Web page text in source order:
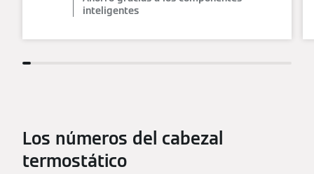
inteligentes
Los números del cabezal
termostático